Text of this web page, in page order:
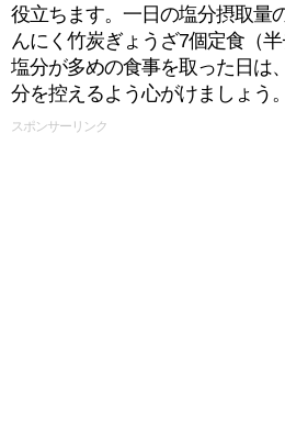
役立ちます。一日の塩分摂取量
んにく竹炭ぎょうざ7個定食（
塩分が多めの食事を取った日は
分を控えるよう心がけましょう。
スポンサーリンク